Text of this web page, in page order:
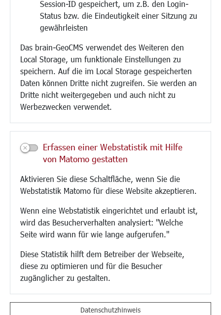
Session-ID gespeichert, um z.B. den Login-
Status bzw. die Eindeutigkeit einer Sitzung zu
gewährleisten
Das brain-GeoCMS verwendet des Weiteren den
Local Storage, um funktionale Einstellungen zu
speichern. Auf die im Local Storage gespeicherten
Daten können Dritte nicht zugreifen. Sie werden an
Dritte nicht weitergegeben und auch nicht zu
Werbezwecken verwendet.
Erfassen einer Webstatistik mit Hilfe
von Matomo gestatten
Aktivieren Sie diese Schaltfläche, wenn Sie die
Webstatistik Matomo für diese Website akzeptieren.
Wenn eine Webstatistik eingerichtet und erlaubt ist,
wird das Besucherverhalten analysiert: "Welche
Seite wird wann für wie lange aufgerufen."
Diese Statistik hilft dem Betreiber der Webseite,
diese zu optimieren und für die Besucher
zugänglicher zu gestalten.
Datenschutzhinweis
Bauen/Umwelt/Mobilität
Bebauungsplanung
Verkehr/Mobilität
Glasfaserausbau
Aktuelle Baustellen
Paddelteich
CINDY S
Kultur/Freizeit/Tourismus
Veranstaltungen
Neue Stadthalle Langen
Bäder
Musikschule
Stadtbücherei
Stadtarchiv
Museen
Hotels/Unterkünfte
Gastronomie
Kunstszene
Vereine und Institutionen